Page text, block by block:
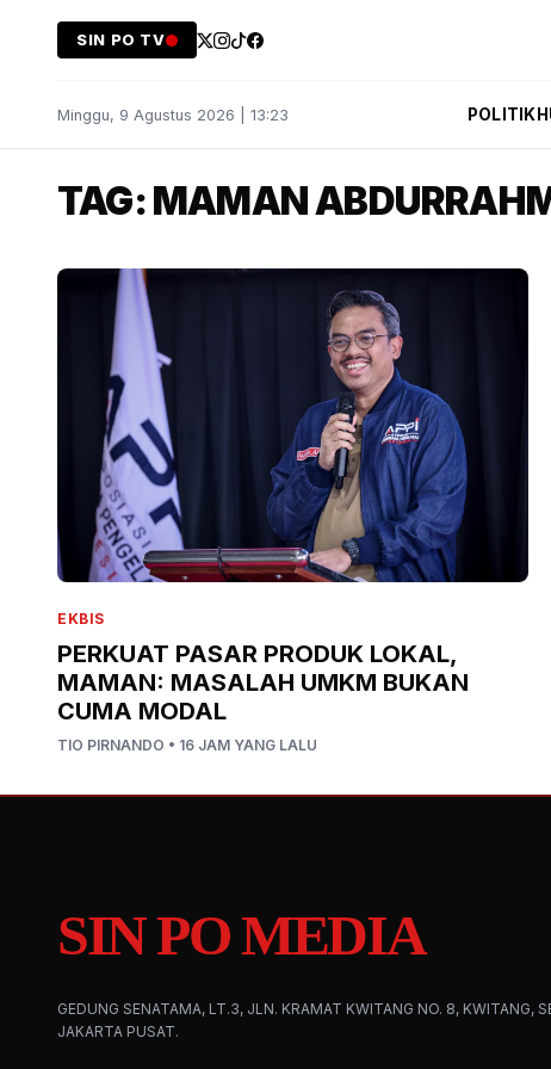
SIN PO TV
Minggu, 9 Agustus 2026 | 13:23 POLITIK
TAG: MAMAN
EKBIS
PERKUAT PASAR PRODUK LOKAL,
MAMAN: MASALAH UMKM BUKAN
CUMA MODAL
TIO PIRNANDO • 16 JAM YANG LALU
SIN PO MEDIA
GEDUNG SENATAMA, LT.3, JLN. KRAMAT KWITANG NO. 8, KWITANG,
JAKARTA PUSAT.